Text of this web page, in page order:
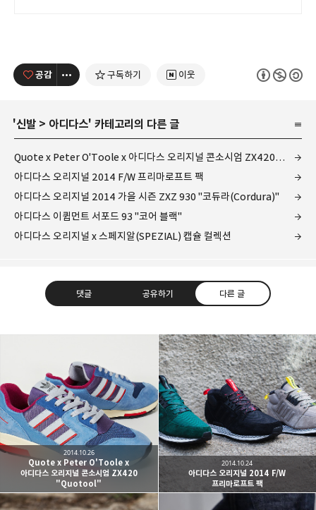
공감 구독하기 이웃
'신발 > 아디다스' 카테고리의 다른 글
Quote x Peter O'Toole x 아디다스 오리지널 콘소시엄 ZX420 "Quotool"
아디다스 오리지널 2014 F/W 프리마로프트 팩
아디다스 오리지널 2014 가을 시즌 ZXZ 930 "코듀라(Cordura)"
아디다스 이큅먼트 서포드 93 "코어 블랙"
아디다스 오리지널 x 스페지알(SPEZIAL) 캡슐 컬렉션
댓글 공유하기 다른 글
kjgsb
kjgsb 님의 블로그입니다.
구독하기
구독하기 카카오톡 트위터
카카오스토리 밴드 네이버 블로그
Quote x Peter O'Toole x
아디다스 오리지널 콘소시엄 ZX420
"Quotool"
2014.10.26
아디다스 오리지널 2014 F/W
프리마로프트 팩
2014.10.24